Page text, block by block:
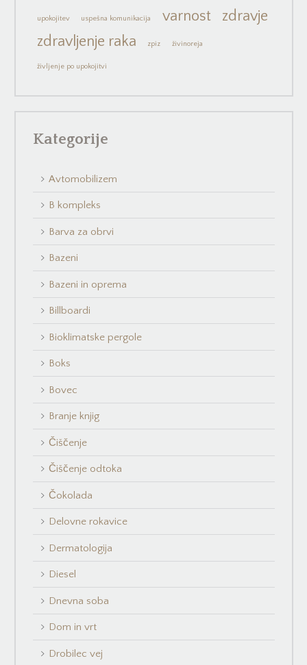
upokojitev uspešna komunikacija varnost
zdravje
zdravljenje raka
zpiz živinoreja
življenje po upokojitvi
Kategorije
Avtomobilizem
B kompleks
Barva za obrvi
Bazeni
Bazeni in oprema
Billboardi
Bioklimatske pergole
Boks
Bovec
Branje knjig
Čiščenje
Čiščenje odtoka
Čokolada
Delovne rokavice
Dermatologija
Diesel
Dnevna soba
Dom in vrt
Drobilec vej